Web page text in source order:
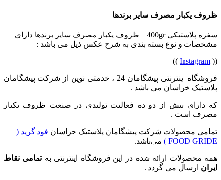
ظروف یکبار مصرف سایر برندها
سفره پلاستیکی 400gr – ظروف یکبار مصرف سایر برندها دارای
مشخصات و نوع بسته بندی به شرح عکس ذیل می باشد :
((
Instagram
))
فروشگاه اینترنتی پیشگامان 24 ، خدمتی نوین از شرکت پیشگامان
پلاستیک خراسان می باشد .
که دارای بیش از دو ده فعالیت تولیدی در صنعت ظروف یکبار
مصرف است .
تمامی محصولات شرکت پیشگامان پلاستیک خراسان فود گرید (
FOOD GRIDE )
می‌باشد.
همه محصولات ارائه شده در این فروشگاه اینترنتی بهتمامی نقاط
ایران ارسال می گردد .